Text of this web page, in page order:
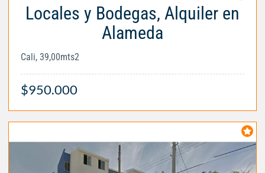
Locales y Bodegas, Alquiler en
Alameda
Cali, 39,00mts2
$950.000